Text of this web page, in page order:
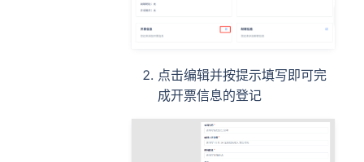
点击编辑并按提示填写即可完
成开票信息的登记